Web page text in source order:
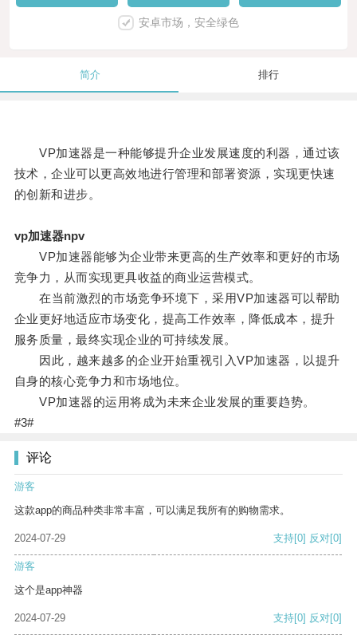
安卓市场，安全绿色
简介 排行
VP加速器是一种能够提升企业发展速度的利器，通过该
技术，企业可以更高效地进行管理和部署资源，实现更快速
的创新和进步。
vp加速器npv
VP加速器能够为企业带来更高的生产效率和更好的市场
竞争力，从而实现更具收益的商业运营模式。
在当前激烈的市场竞争环境下，采用VP加速器可以帮助
企业更好地适应市场变化，提高工作效率，降低成本，提升
服务质量，最终实现企业的可持续发展。
因此，越来越多的企业开始重视引入VP加速器，以提升
自身的核心竞争力和市场地位。
VP加速器的运用将成为未来企业发展的重要趋势。
#3#
评论
游客
这款app的商品种类非常丰富，可以满足我所有的购物需求。
2024-07-29 支持[0] 反对[0]
游客
这个是app神器
2024-07-29 支持[0] 反对[0]